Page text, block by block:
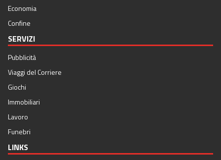
Economia
Confine
SERVIZI
Pubblicità
Viaggi del Corriere
Giochi
Immobiliari
Lavoro
Funebri
LINKS